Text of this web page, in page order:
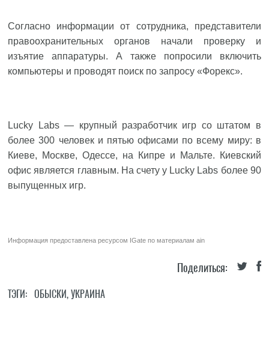
Согласно информации от сотрудника, представители
правоохранительных органов начали проверку и
изъятие аппаратуры. А также попросили включить
компьютеры и проводят поиск по запросу «Форекс».
Lucky Labs — крупный разработчик игр со штатом в
более 300 человек и пятью офисами по всему миру: в
Киеве, Москве, Одессе, на Кипре и Мальте. Киевский
офис является главным. На счету у Lucky Labs более 90
выпущенных игр.
Информация предоставлена ресурсом IGate по материаламain
Поделиться:
ТЭГИ: ОБЫСКИ,УКРАИНА